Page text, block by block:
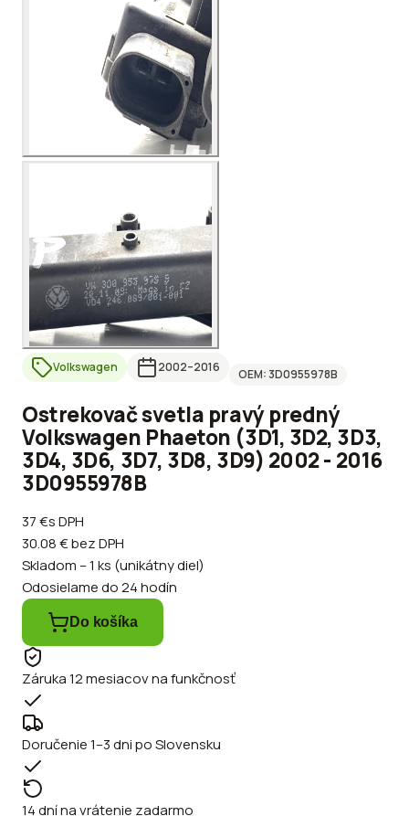
Volkswagen 2002–2016 OEM: 3D0955978B
Ostrekovač svetla pravý predný
Volkswagen Phaeton (3D1, 3D2, 3D3,
3D4, 3D6, 3D7, 3D8, 3D9) 2002 - 2016
3D0955978B
37 €s DPH
30.08 €bez DPH
Skladom – 1 ks (unikátny diel)
Odosielame do 24 hodín
Do košíka
Záruka 12 mesiacov na funkčnosť
Doručenie 1–3 dni po Slovensku
14 dní na vrátenie zadarmo